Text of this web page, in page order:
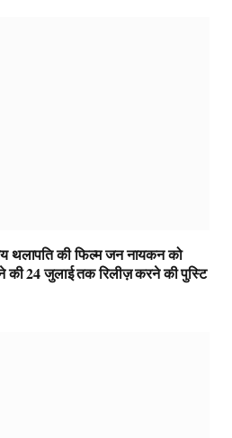
थलापति की फिल्म जन नायकन को
की 24 जुलाई तक रिलीज़ करने की पुस्टि